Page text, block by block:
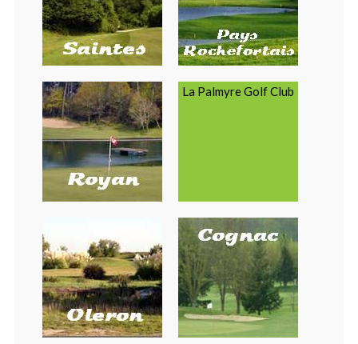
La Palmyre Golf Club